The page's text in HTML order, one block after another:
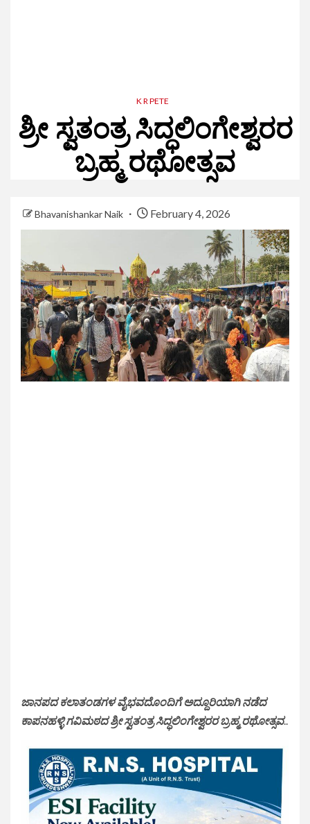
K R PETE
ಶ್ರೀ ಸ್ವತಂತ್ರ ಸಿದ್ಧಲಿಂಗೇಶ್ವರರ
ಬ್ರಹ್ಮ ರಥೋತ್ಸವ
Bhavanishankar Naik February 4, 2026
ಜಾನಪದ ಕಲಾತಂಡಗಳ ವೈಭವದೊಂದಿಗೆ ಅದ್ದೂರಿಯಾಗಿ ನಡೆದ
ಕಾಪನಹಳ್ಳಿ ಗವಿಮಠದ ಶ್ರೀ ಸ್ವತಂತ್ರ ಸಿದ್ಧಲಿಂಗೇಶ್ವರರ ಬ್ರಹ್ಮ ರಥೋತ್ಸವ..